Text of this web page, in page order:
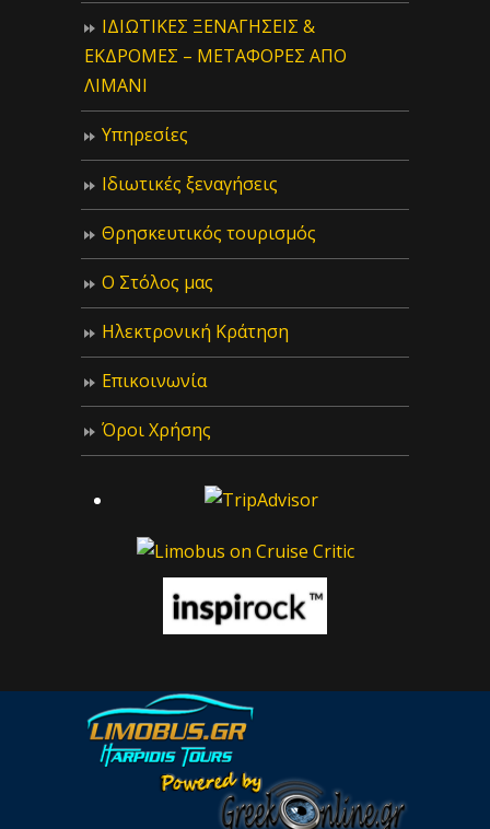
ΙΔIΩΤΙΚΕΣ ΞΕΝΑΓΗΣΕΙΣ &
ΕΚΔΡΟΜΕΣ – ΜΕΤΑΦΟΡΕΣ ΑΠΟ
ΛΙΜΑΝΙ
Υπηρεσίες
Ιδιωτικές ξεναγήσεις
Θρησκευτικός τουρισμός
Ο Στόλος μας
Ηλεκτρονική Κράτηση
Επικοινωνία
Όροι Χρήσης